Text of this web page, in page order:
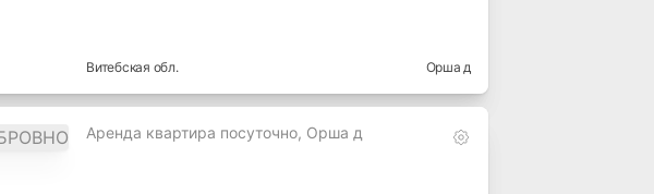
Витебская обл. Орша д
Аренда квартира посуточно, Орша д